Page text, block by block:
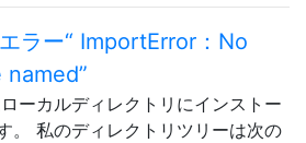
ラー“ ImportError：No
ーカルディレクトリにインストー
。 私のディレクトリツリーは次の